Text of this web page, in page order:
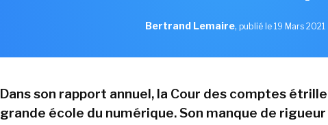
Bertrand Lemaire, publié le 19 Mars 2021
Dans son rapport annuel, la Cour des comptes
grande école du numérique. Son manque de rigueur